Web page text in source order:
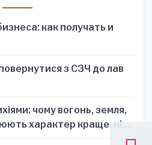
как получать и
з СЗЧ до лав
чому вогонь, земля,
характер краще, ніж